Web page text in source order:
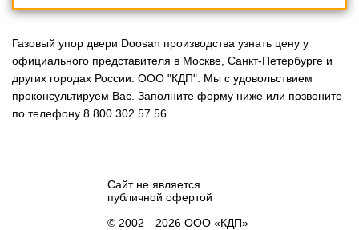
Газовый упор двери Doosan производства узнать цену у
официального представителя в Москве, Санкт-Петербурге и
других городах России. ООО "КДП". Мы с удовольствием
проконсультируем Вас. Заполните форму ниже или позвоните
по телефону 8 800 302 57 56.
Сайт не является
публичной офертой
© 2002—2026 ООО «КДП»